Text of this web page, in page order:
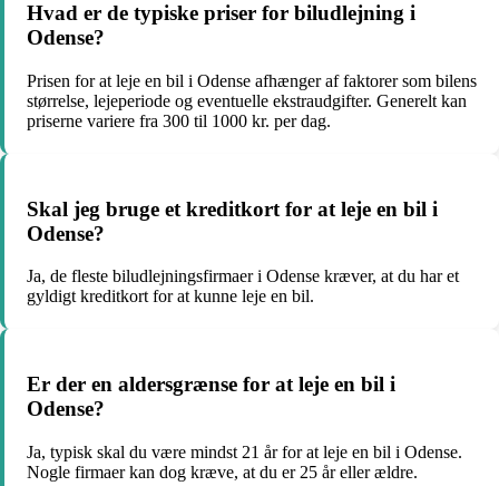
Hvad er de typiske priser for biludlejning i
Odense?
Prisen for at leje en bil i Odense afhænger af faktorer som bilens
størrelse, lejeperiode og eventuelle ekstraudgifter. Generelt kan
priserne variere fra 300 til 1000 kr. per dag.
Skal jeg bruge et kreditkort for at leje en bil i
Odense?
Ja, de fleste biludlejningsfirmaer i Odense kræver, at du har et
gyldigt kreditkort for at kunne leje en bil.
Er der en aldersgrænse for at leje en bil i
Odense?
Ja, typisk skal du være mindst 21 år for at leje en bil i Odense.
Nogle firmaer kan dog kræve, at du er 25 år eller ældre.